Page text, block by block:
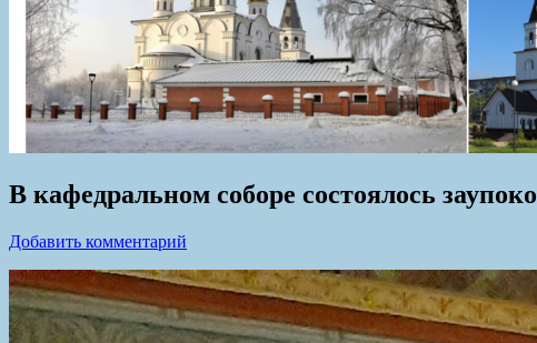
В кафедральном соборе состоялось
Добавить комментарий